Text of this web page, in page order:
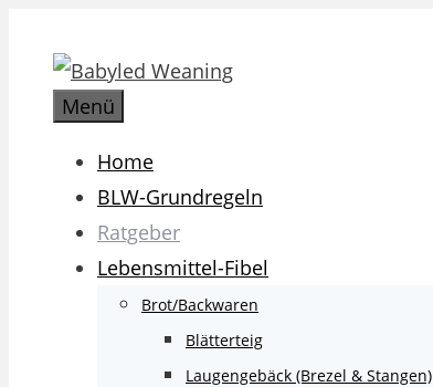
Inhalt
springenMenü
Home
BLW-Grundregeln
Ratgeber
Lebensmittel-Fibel
Brot/Backwaren
Blätterteig
Laugengebäck (Brezel & Stangen)